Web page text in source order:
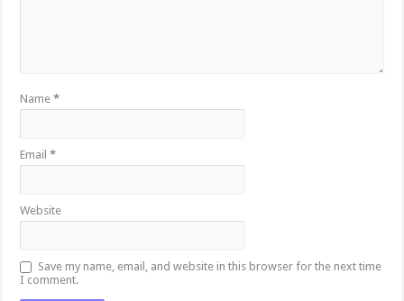
Name*
Email*
Website
Save my name, email, and website in this browser for the next time
I comment.